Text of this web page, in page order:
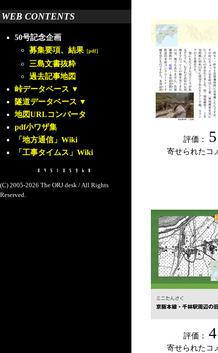
WEB CONTENTS
50号記念企画
募集要項、 結果 ［pdf］
三島文書抜粋
過去記事地図
峠データベース ▼
隧道データベース ▼
地図URLコンバータ
pdf小ワザ集
「地方通信」Wiki
「工事タイムス」Wiki
(C) 2005-2026 The ORJ desk / All Rights
Reserved.
評価： 5
寄せられたコ
評価： 4
寄せられたコ